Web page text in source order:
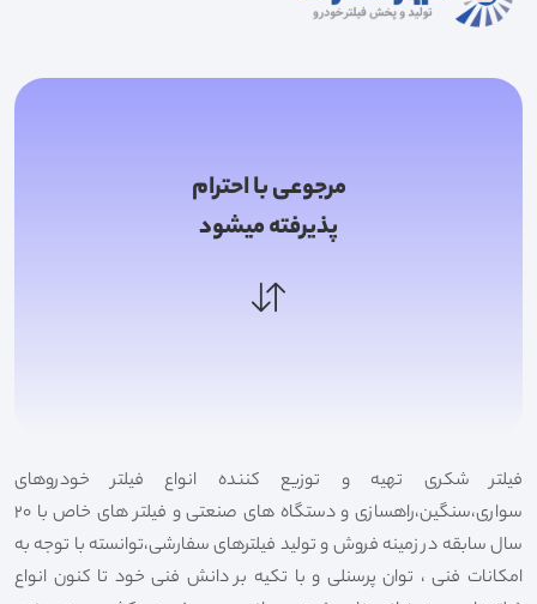
مرجوعی با احترام
پذیرفته میشود
فیلتر شکری تهیه و توزیع کننده انواع فیلتر خودروهای
سواری،سنگین،راهسازی و دستگاه های صنعتی و فیلتر های خاص با 20
سال سابقه در زمینه فروش و تولید فیلترهای سفارشی،توانسته با توجه به
امکانات فنی ، توان پرسنلی و با تکیه بر دانش فنی خود تا کنون انواع